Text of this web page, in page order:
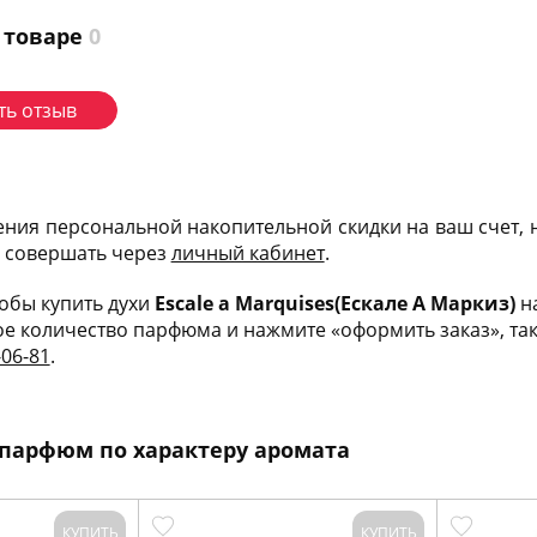
0
отзыв
персональной накопительной скидки на ваш
через личный кабинет.
купить духи Escale a Marquises(Ескале А Маркиз)
количество парфюма и нажмите «оформить заказ»,
81.
по характеру аромата
КУПИТЬ КУПИТЬ